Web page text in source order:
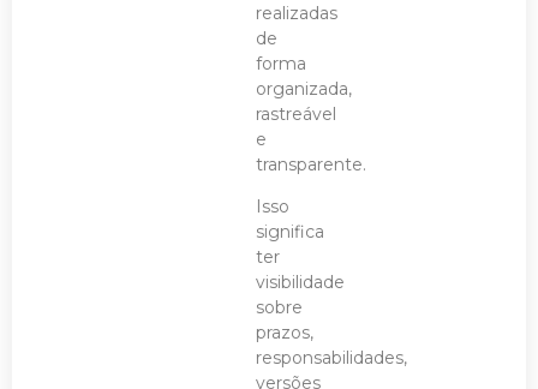
realizadas
de
forma
organizada,
rastreável
e
transparente.
Isso
significa
ter
visibilidade
sobre
prazos,
responsabilidades,
versões